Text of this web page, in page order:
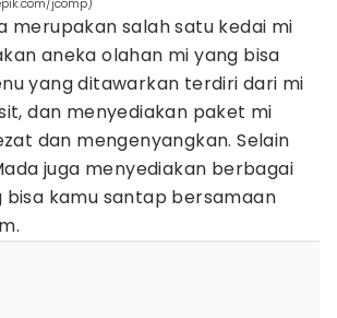
merupakan salah satu kedai mi
aneka olahan mi yang bisa
yang ditawarkan terdiri dari mi
dan menyediakan paket mi
dan mengenyangkan. Selain
juga menyediakan berbagai
bisa kamu santap bersamaan